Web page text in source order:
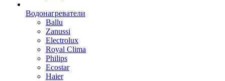
Водонагреватели
Ballu
Zanussi
Electrolux
Royal Clima
Philips
Ecostar
Haier